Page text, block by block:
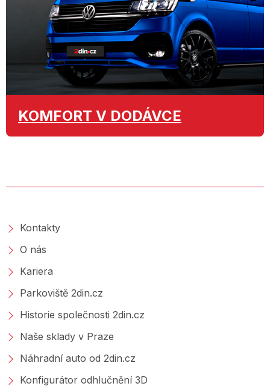
KOMFORT V DODÁVCE
Kontakty
O nás
Kariera
Parkoviště 2din.cz
Historie společnosti 2din.cz
Naše sklady v Praze
Náhradní auto od 2din.cz
Konfigurátor odhlučnění 3D